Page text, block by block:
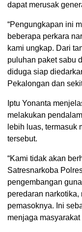
dapat merusak
“Pengungkapan ini
beberapa perkara
kami ungkap. Dari
puluhan paket sabu
diduga siap
Pekalongan dan
Iptu Yonanta
melakukan
lebih luas, termasuk
tersebut.
“Kami tidak akan
Satresnarkoba
pengembangan
peredaran
pemasoknya. Ini
menjaga